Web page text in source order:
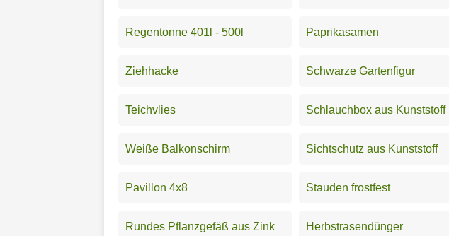
Regentonne 401l - 500l Paprikasamen
Ziehhacke Schwarze Gartenfigur
Teichvlies Schlauchbox aus Kunststoff
Weiße Balkonschirm Sichtschutz aus Kunststoff
Pavillon 4x8 Stauden frostfest
Rundes Pflanzgefäß aus Zink Herbstrasendünger